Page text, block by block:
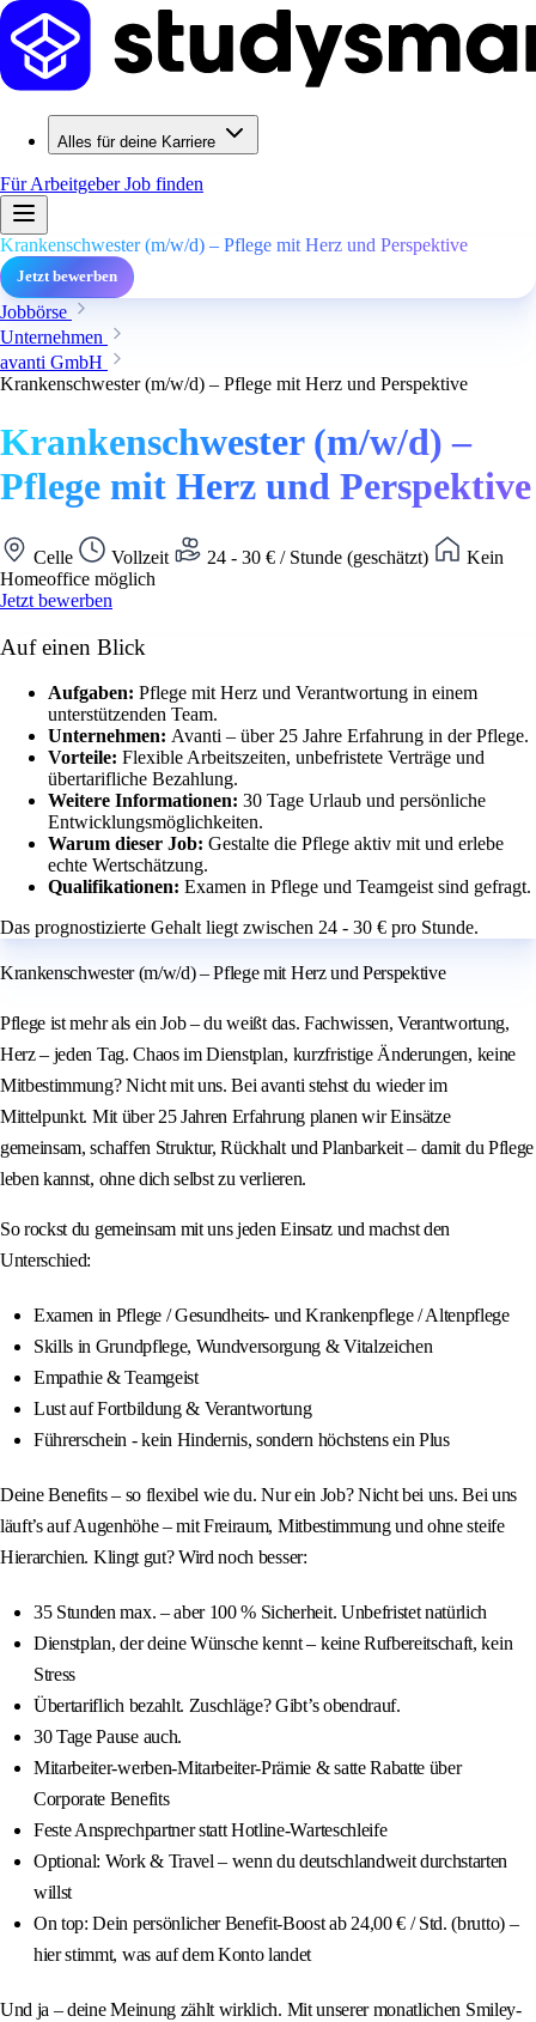
Alles für deine Karriere
Für ArbeitgeberJob finden
Krankenschwester (m/w/d) – Pflege mit Herz und Perspektive
Jetzt bewerben
Jobbörse
Unternehmen
avanti GmbH
Krankenschwester (m/w/d) – Pflege mit Herz und Perspektive
Krankenschwester (m/w/d) –
Pflege mit Herz und Perspektive
Celle Vollzeit 24 - 30 € / Stunde (geschätzt)
Kein
Homeoffice möglich
Jetzt bewerben
Auf einen Blick
Aufgaben: Pflege mit Herz und Verantwortung in einem
unterstützenden Team.
Unternehmen: Avanti – über 25 Jahre Erfahrung in der Pflege.
Vorteile: Flexible Arbeitszeiten, unbefristete Verträge und
übertarifliche Bezahlung.
Weitere Informationen: 30 Tage Urlaub und persönliche
Entwicklungsmöglichkeiten.
Warum dieser Job: Gestalte die Pflege aktiv mit und erlebe
echte Wertschätzung.
Qualifikationen: Examen in Pflege und Teamgeist sind gefragt.
Das prognostizierte Gehalt liegt zwischen 24 - 30 € pro Stunde.
Krankenschwester (m/w/d) – Pflege mit Herz und Perspektive
Pflege ist mehr als ein Job – du weißt das. Fachwissen, Verantwortung,
Herz – jeden Tag. Chaos im Dienstplan, kurzfristige Änderungen, keine
Mitbestimmung? Nicht mit uns. Bei avanti stehst du wieder im
Mittelpunkt. Mit über 25 Jahren Erfahrung planen wir Einsätze
gemeinsam, schaffen Struktur, Rückhalt und Planbarkeit – damit du Pflege
leben kannst, ohne dich selbst zu verlieren.
So rockst du gemeinsam mit uns jeden Einsatz und machst den
Unterschied:
Examen in Pflege / Gesundheits- und Krankenpflege / Altenpflege
Skills in Grundpflege, Wundversorgung & Vitalzeichen
Empathie & Teamgeist
Lust auf Fortbildung & Verantwortung
Führerschein - kein Hindernis, sondern höchstens ein Plus
Deine Benefits – so flexibel wie du. Nur ein Job? Nicht bei uns. Bei uns
läuft’s auf Augenhöhe – mit Freiraum, Mitbestimmung und ohne steife
Hierarchien. Klingt gut? Wird noch besser:
35 Stunden max. – aber 100 % Sicherheit. Unbefristet natürlich
Dienstplan, der deine Wünsche kennt – keine Rufbereitschaft, kein
Stress
Übertariflich bezahlt. Zuschläge? Gibt’s obendrauf.
30 Tage Pause auch.
Mitarbeiter-werben-Mitarbeiter-Prämie & satte Rabatte über
Corporate Benefits
Feste Ansprechpartner statt Hotline-Warteschleife
Optional: Work & Travel – wenn du deutschlandweit durchstarten
willst
On top: Dein persönlicher Benefit-Boost ab 24,00 € / Std. (brutto) –
hier stimmt, was auf dem Konto landet
Und ja – deine Meinung zählt wirklich. Mit unserer monatlichen Smiley-